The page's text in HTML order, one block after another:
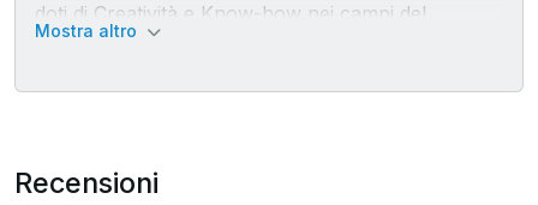
conoscenze pregresse.
condividere i progetti direttamente dall'applicazione e ti
vengono rese disponibili.
doti di Creatività e Know-how nei campi del
Graphic Design, Marketing e Comunicazione.
Ha lavorato come Web Designer e Sviluppatore
Mostra altro
Recensioni